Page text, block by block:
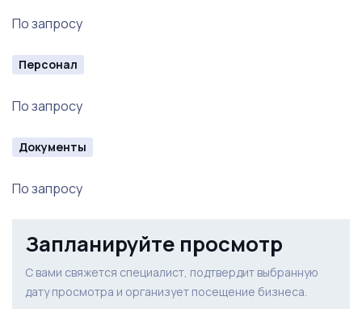
По запросу
Персонал
По запросу
Документы
По запросу
Запланируйте просмотр
С вами свяжется специалист, подтвердит выбранную
дату просмотра и организует посещение бизнеса.